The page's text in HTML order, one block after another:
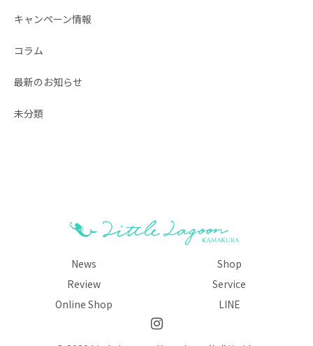
キャンペーン情報
コラム
最新のお知らせ
未分類
News
Shop
Review
Service
Online Shop
LINE